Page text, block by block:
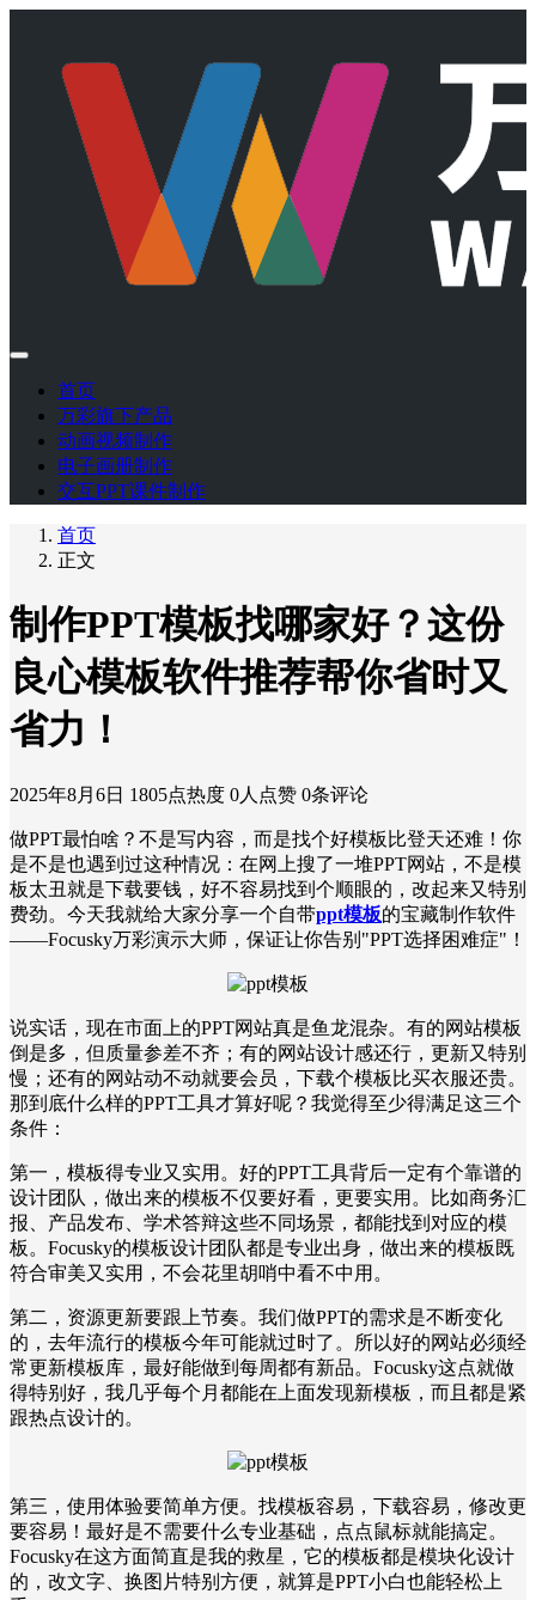
首页
万彩旗下产品
动画视频制作
电子画册制作
交互PPT课件制作
首页
正文
制作PPT模板找哪家好？这份
良心模板软件推荐帮你省时又
省力！
2025年8月6日 1805点热度 0人点赞 0条评论
做PPT最怕啥？不是写内容，而是找个好模板比登天还难！你
是不是也遇到过这种情况：在网上搜了一堆PPT网站，不是模
板太丑就是下载要钱，好不容易找到个顺眼的，改起来又特别
费劲。今天我就给大家分享一个自带ppt模板的宝藏制作软件
——Focusky万彩演示大师，保证让你告别"PPT选择困难症"！
说实话，现在市面上的PPT网站真是鱼龙混杂。有的网站模板
倒是多，但质量参差不齐；有的网站设计感还行，更新又特别
慢；还有的网站动不动就要会员，下载个模板比买衣服还贵。
那到底什么样的PPT工具才算好呢？我觉得至少得满足这三个
条件：
第一，模板得专业又实用。好的PPT工具背后一定有个靠谱的
设计团队，做出来的模板不仅要好看，更要实用。比如商务汇
报、产品发布、学术答辩这些不同场景，都能找到对应的模
板。Focusky的模板设计团队都是专业出身，做出来的模板既
符合审美又实用，不会花里胡哨中看不中用。
第二，资源更新要跟上节奏。我们做PPT的需求是不断变化
的，去年流行的模板今年可能就过时了。所以好的网站必须经
常更新模板库，最好能做到每周都有新品。Focusky这点就做
得特别好，我几乎每个月都能在上面发现新模板，而且都是紧
跟热点设计的。
第三，使用体验要简单方便。找模板容易，下载容易，修改更
要容易！最好是不需要什么专业基础，点点鼠标就能搞定。
Focusky在这方面简直是我的救星，它的模板都是模块化设计
的，改文字、换图片特别方便，就算是PPT小白也能轻松上